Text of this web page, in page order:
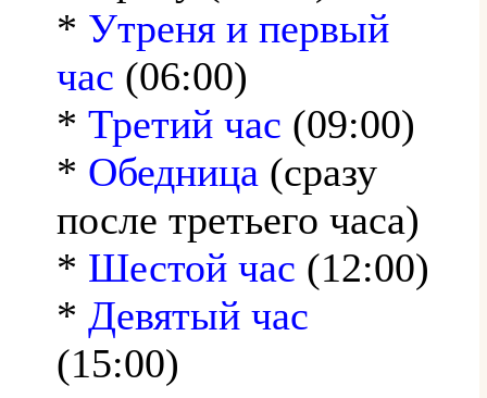
* Утреня и первый
час (06:00)
* Третий час (09:00)
* Обедница (сразу
после третьего часа)
* Шестой час (12:00)
* Девятый час
(15:00)